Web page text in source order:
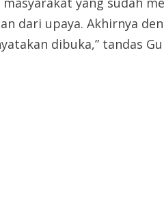
dari upaya. Akhirnya
dibuka,” tandas